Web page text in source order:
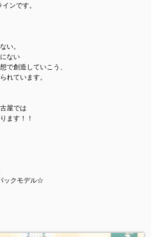
ンです。
い。
ない
で創造していこう、
れています。
屋では
ます！！
ックモデル☆